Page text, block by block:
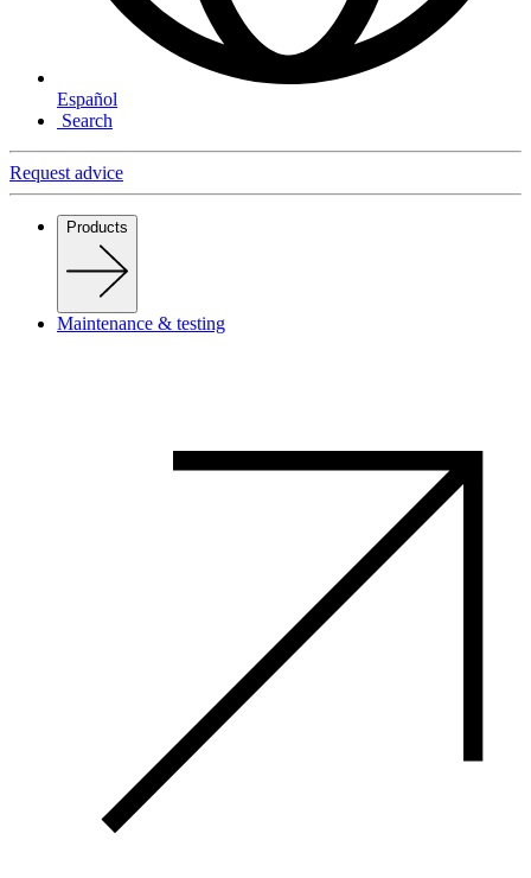
Español
Search
Request advice
Products
Maintenance & testing